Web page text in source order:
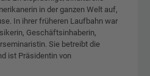
in der ganzen Welt auf,
In ihrer früheren Laufbahn war
Geschäftsinhaberin,
Sie betreibt die
ist Präsidentin von